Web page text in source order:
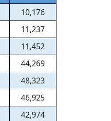
10,176
11,237
11,452
44,269
48,323
46,925
42,974